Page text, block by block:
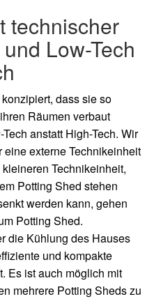
technischer
Low-Tech
dass sie so
Räumen verbaut
anstatt High-Tech. Wir
externe Technikeinheit
Technikeinheit,
Potting Shed stehen
werden kann, gehen
Potting Shed.
die Kühlung des Hauses
und kompakte
Es ist auch möglich mit
mehrere Potting Sheds zu